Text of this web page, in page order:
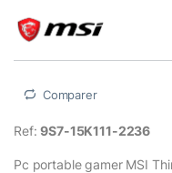
Comparer
Ref:9S7-15K111-2236
Pc portable gamer MSI